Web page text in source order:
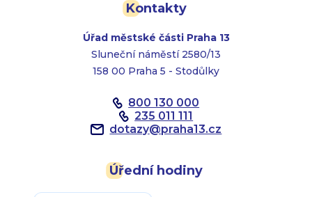
Kontakty
Úřad městské části Praha 13
Sluneční náměstí 2580/13
158 00 Praha 5 - Stodůlky
800 130 000
235 011 111
dotazy@praha13.cz
Úřední hodiny